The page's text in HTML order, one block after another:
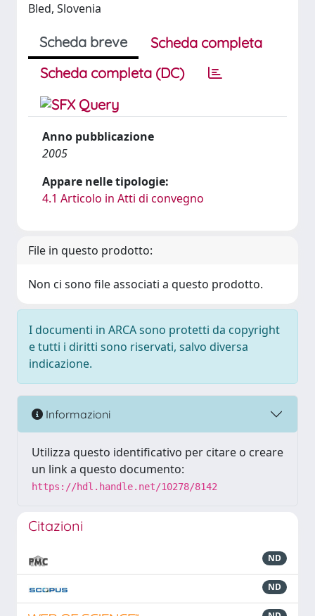
Bled, Slovenia
Scheda breve
Scheda completa
Scheda completa (DC)
Anno pubblicazione
2005
Appare nelle tipologie:
4.1 Articolo in Atti di convegno
File in questo prodotto:
Non ci sono file associati a questo prodotto.
I documenti in ARCA sono protetti da copyright
e tutti i diritti sono riservati, salvo diversa
indicazione.
Informazioni
Utilizza questo identificativo per citare o creare
un link a questo documento:
https://hdl.handle.net/10278/8142
Citazioni
ND
ND